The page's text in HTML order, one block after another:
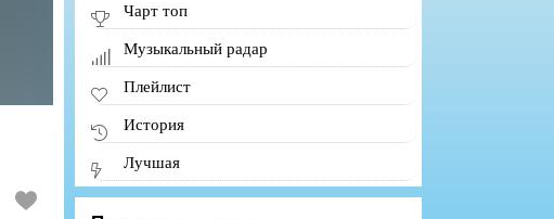
Чарт топ
Музыкальный радар
Плейлист
История
Лучшая